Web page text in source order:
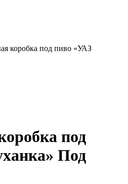
коробка под пиво «УАЗ
под
Под